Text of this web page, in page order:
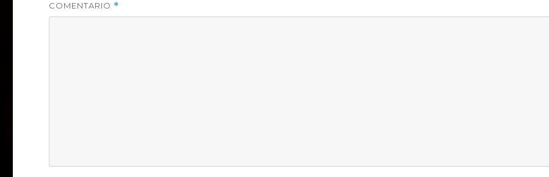
COMENTARIO *